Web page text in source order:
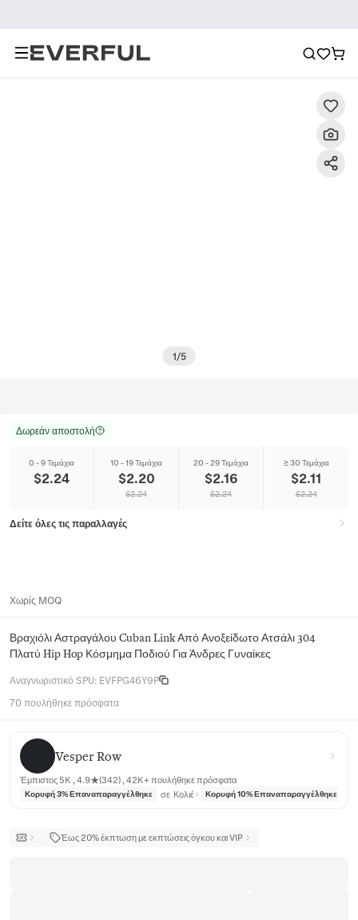
1/5
Δωρεάν αποστολή
0 - 9 Τεμάχια
$2.24
10 - 19 Τεμάχια
$2.20
$2.24
20 - 29 Τεμάχια
$2.16
$2.24
≥ 30 Τεμάχια
$2.11
$2.24
Δείτε όλες τις παραλλαγές
Χωρίς MOQ
Βραχιόλι Αστραγάλου Cuban Link Από Ανοξείδωτο Ατσάλι 304
Πλατύ Hip Hop Κόσμημα Ποδιού Για Άνδρες Γυναίκες
Αναγνωριστικό SPU: EVFPG46Y9P
70 πουλήθηκε πρόσφατα
Vesper Row
Vesper Row
Έμπιστος 5K , 4.9★(342) , 42K+ πουλήθηκε πρόσφατα
Κορυφή 3% Επαναπαραγγέλθηκε σε Κολιέ Κορυφή 10% Επαναπαραγγέλθηκε
Έως 20% έκπτωση με εκπτώσεις όγκου και VIP